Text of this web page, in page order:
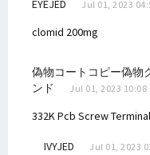
EYEJED Jul 01, 2023
clomid 200mg
偽物コートコピー偽物
ンド
Jul 01, 2023 10:08
332K Pcb Screw Terminal
IVYJED Jul 01, 2023